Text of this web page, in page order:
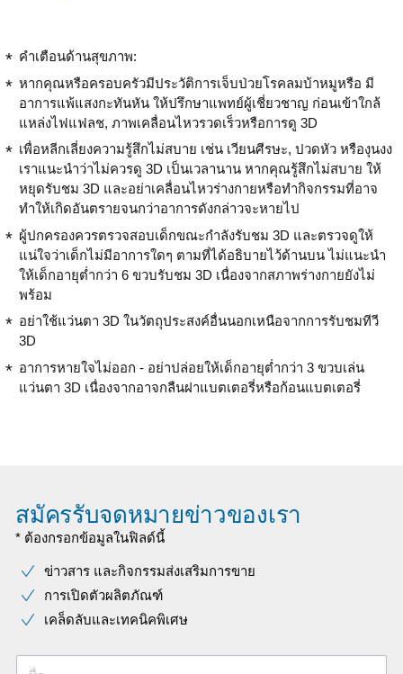
คำเตือนด้านสุขภาพ:
หากคุณหรือครอบครัวมีประวัติการเจ็บป่วยโรคลมบ้าหมูหรือ มี
อาการแพ้แสงกะทันหัน ให้ปรึกษาแพทย์ผู้เชี่ยวชาญ ก่อนเข้าใกล้
แหล่งไฟแฟลช, ภาพเคลื่อนไหวรวดเร็วหรือการดู 3D
เพื่อหลีกเลี่ยงความรู้สึกไม่สบาย เช่น เวียนศีรษะ, ปวดหัว หรืองุนงง
เราแนะนำว่าไม่ควรดู 3D เป็นเวลานาน หากคุณรู้สึกไม่สบาย ให้
หยุดรับชม 3D และอย่าเคลื่อนไหวร่างกายหรือทำกิจกรรมที่อาจ
ทำให้เกิดอันตรายจนกว่าอาการดังกล่าวจะหายไป
ผู้ปกครองควรตรวจสอบเด็กขณะกำลังรับชม 3D และตรวจดูให้
แน่ใจว่าเด็กไม่มีอาการใดๆ ตามที่ได้อธิบายไว้ด้านบน ไม่แนะนำ
ให้เด็กอายุต่ำกว่า 6 ขวบรับชม 3D เนื่องจากสภาพร่างกายยังไม่
พร้อม
อย่าใช้แว่นตา 3D ในวัตถุประสงค์อื่นนอกเหนือจากการรับชมทีวี
3D
อาการหายใจไม่ออก - อย่าปล่อยให้เด็กอายุต่ำกว่า 3 ขวบเล่น
แว่นตา 3D เนื่องจากอาจกลืนฝาแบตเตอรี่หรือก้อนแบตเตอรี่
สมัครรับจดหมายข่าวของเรา
* ต้องกรอกข้อมูลในฟิลด์นี้
ข่าวสาร และกิจกรรมส่งเสริมการขาย
การเปิดตัวผลิตภัณฑ์
เคล็ดลับและเทคนิคพิเศษ